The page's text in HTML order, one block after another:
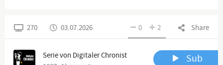
Share
0 2
270 03.07.2026
Serie von Digitaler Chronist
Sub